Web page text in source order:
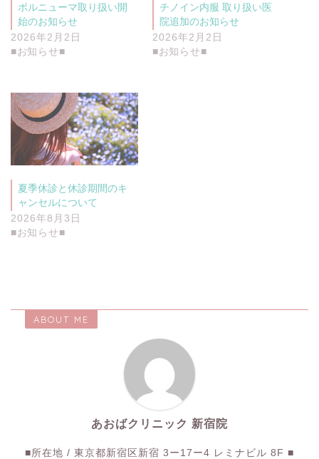
開
き
ま
す
ボルニューマ取り扱い開
始のお知らせ
2026年2月2日
■お知らせ■
チノイン内服 取り扱い医
院追加のお知らせ
2026年2月2日
■お知らせ■
夏季休診と休診期間のキ
ャンセルについて
2026年8月3日
■お知らせ■
ABOUT ME
あおばクリニック 新宿院
■所在地 / 東京都新宿区新宿 3ー17ー4 レミナビル 8F ■